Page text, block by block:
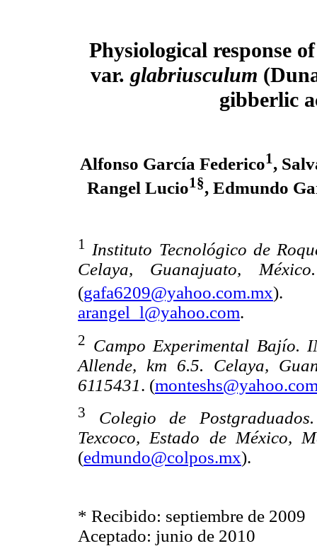
Physiological response
var. glabriusculum
gibberlic
Alfonso García Federico1,
Rangel Lucio1§, Edmundo
1
Instituto Tecnológico de
Celaya, Guanajuato,
(gafa6209@yahoo.com.mx
arangel_l@yahoo.com.
2 Campo Experimental Bajío.
Allende, km 6.5. Celaya,
6115431. (
3
Colegio de
Texcoco, Estado de México,
(edmundo@colpos.mx).
* Recibido: septiembre de 2009
Aceptado: junio de 2010